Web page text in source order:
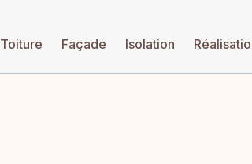
Toiture Façade Isolation